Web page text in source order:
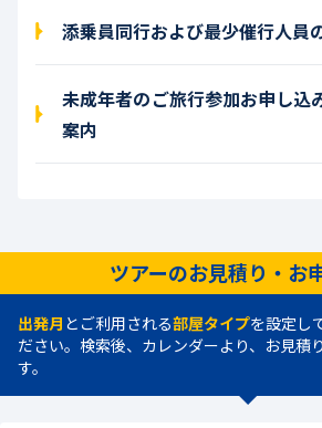
添乗員同行および最少催行人員
未成年者のご旅行参加お申し込
案内
ツアーのお見積り・お
出発月 とご利用される部屋タイプを設定し
ださい。検索後、カレンダーより、お見積
す。